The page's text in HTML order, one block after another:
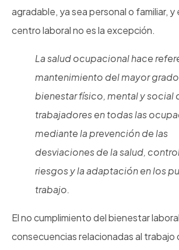
agradable, ya sea personal o familiar, y
centro laboral no es la excepción.
La salud ocupacional hace
mantenimiento del mayor
bienestar físico, mental y social
trabajadores en todas las
mediante la prevención de las
desviaciones de la salud,
riesgos y la adaptación en los
trabajo.
El no cumplimiento del bienestar
consecuencias relacionadas al trabajo